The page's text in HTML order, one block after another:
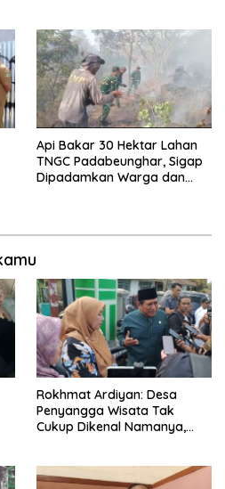
Api Bakar 30 Hektar Lahan
TNGC Padabeunghar, Sigap
Dipadamkan Warga dan
Rokhmat Ardiyan: Desa
Penyangga Wisata Tak
Cukup Dikenal Namanya,